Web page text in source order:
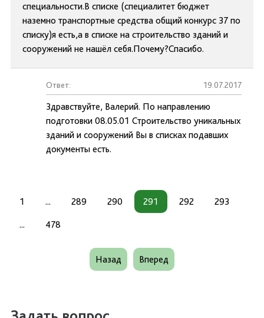
специальности.В списке (специалитет бюджет
наземно транспортные средства общий конкурс 37 по
списку)я есть,а в списке на строительство зданий и
сооружений не нашёл себя.Почему?Спасибо.
Ответ: 19.07.2017
Здравствуйте, Валерий. По направлению
подготовки 08.05.01 Строительство уникальных
зданий и сооружений Вы в списках подавших
документы есть.
1 ... 289 290 291 292 293
... 478
Назад Вперед